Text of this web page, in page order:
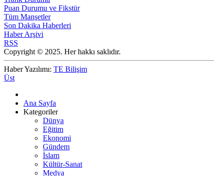
Puan Durumu ve Fikstür
Tüm Manşetler
Son Dakika Haberleri
Haber Arşivi
RSS
Copyright © 2025. Her hakkı saklıdır.
Haber Yazılımı: TE Bilişim
Üst
Ana Sayfa
Kategoriler
Dünya
Eğitim
Ekonomi
Gündem
İslam
Kültür-Sanat
Medya